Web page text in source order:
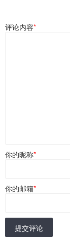
评论内容*
你的昵称*
你的邮箱*
提交评论